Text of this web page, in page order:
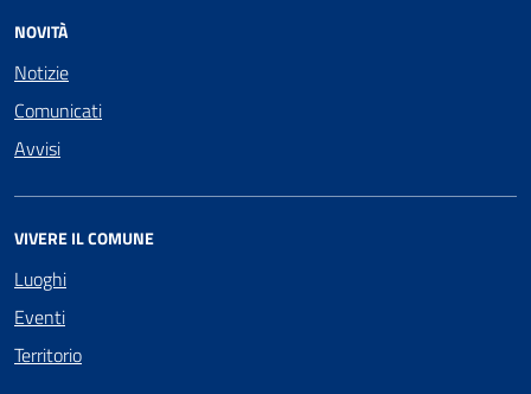
NOVITÀ
Notizie
Comunicati
Avvisi
VIVERE IL COMUNE
Luoghi
Eventi
Territorio